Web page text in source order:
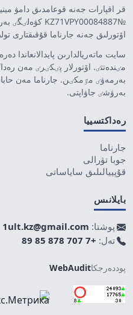
قر اقپارات جەنە قوعامدىق دامۋ
№KZ71VPY00084887 كۋەلٸگٸ بەرٸلگەن.
اۆتورلىق جەنە جارناما قۇقىقتارى
سايت ماتەريالدارىن
مٸندەتتٸ. اۆتورلار پٸكٸرٸ مەن
بەرمەۋٸ مٷمكٸن. جارناما مەن
بەرۋشٸ جاۋاپتى.
رەداكتسييا
جارناما
جوبا تۋرالى
قۇپييالىلىق ساياساتى
بايلانىس
پوشتا: 1ult.kz@gmail.com
تەل: +7 707 878 85 89
پوددەرجكاWebAudit